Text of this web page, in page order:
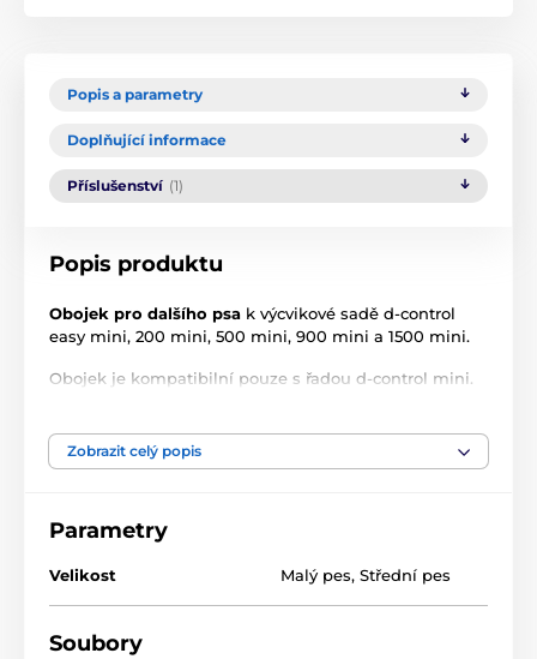
Popis a parametry
Doplňující informace
Příslušenství (1)
Popis produktu
Obojek pro dalšího psa k výcvikové sadě d-control
easy mini, 200 mini, 500 mini, 900 mini a 1500 mini.
Obojek je kompatibilní pouze s řadou d-control mini.
Technické specifikace se mohou změnit bez
Zobrazit celý popis
Parametry
Velikost Malý pes, Střední pes
Soubory